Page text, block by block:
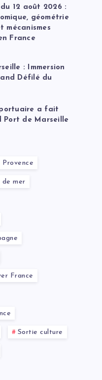
12 août 2026 :
géométrie
mécanismes
France
: Immersion
Défilé du
portuaire a fait
Port de Marseille
Provence
de mer
France
Sortie culture